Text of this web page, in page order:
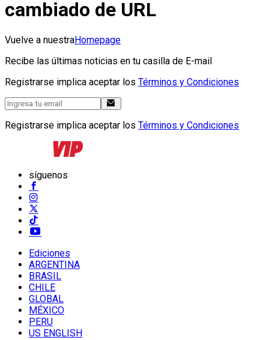
cambiado de URL
Vuelve a nuestraHomepage
Recibe las últimas noticias en tu casilla de E-mail
Registrarse implica aceptar los Términos y Condiciones
Registrarse implica aceptar los Términos y Condiciones
síguenos
Ediciones
ARGENTINA
BRASIL
CHILE
GLOBAL
MÉXICO
PERU
US ENGLISH